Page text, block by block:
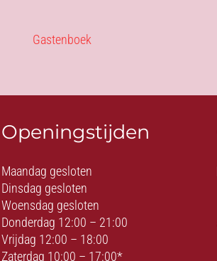
Gastenboek
Openingstijden
Maandag gesloten
Dinsdag gesloten
Woensdag gesloten
Donderdag 12:00 – 21:00
Vrijdag 12:00 – 18:00
Zaterdag 10:00 – 17:00*